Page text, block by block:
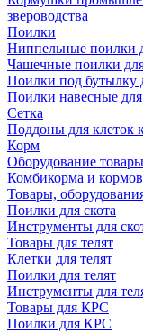
звероводства
Поилки
Ниппельные поилки
Чашечные поилки
Поилки под бутылку
Поилки навесные
Сетка
Поддоны для клеток
Корм
Оборудование
Комбикорма и
Товары,
Поилки для скота
Инструменты для
Товары для телят
Клетки для телят
Поилки для телят
Инструменты для
Товары для КРС
Поилки для КРС